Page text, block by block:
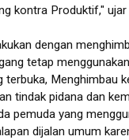
kontra Produktif," ujar
dengan
tetap
terbuka, Menghimbau
tindak pidana dan
pemuda yang
dijalan umum